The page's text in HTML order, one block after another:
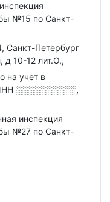
№15 по Санкт-
Санкт-Петербург
д 10-12 лит.О,,
на учет в
░░░░░░░░░░,
инспекция
№27 по Санкт-